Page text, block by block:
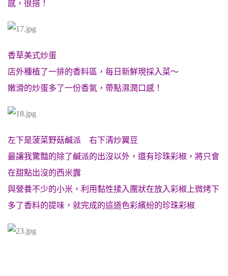
感，很搭！
香草美式炒蛋
店外種植了一排的香料區，每日新鮮現採入菜～
嫩滑的炒蛋多了一份香氣，帶點濕潤口感！
左下是菠菜野菇鹹派 右下清炒翼豆
最讓我驚豔的除了鹹派的出沒以外，還有珍珠彩椒，將只會
在甜點出沒的西米露
與營養不少的小米，利用黏性揉入團狀在放入彩椒上微烤下
多了香料的提味，就完成的這道色彩繽紛的珍珠彩椒